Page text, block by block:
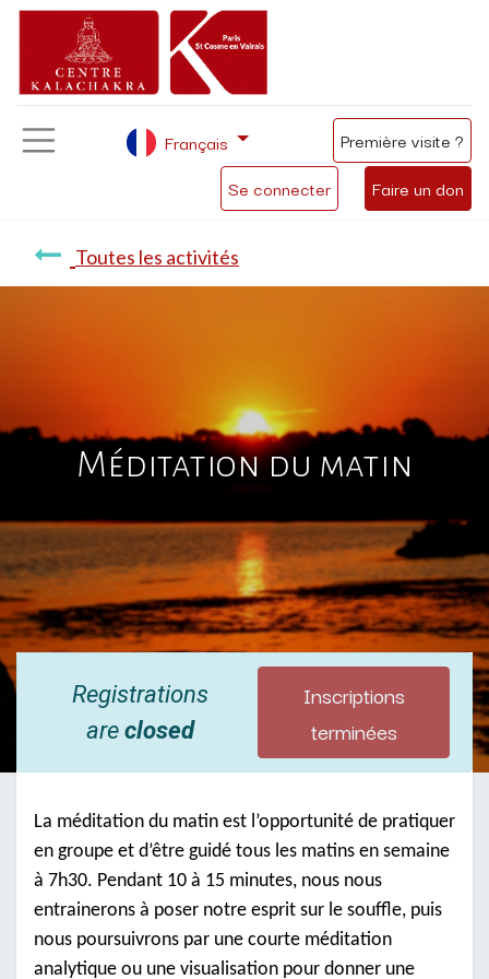
Se connecter Faire un don
Français Première visite ?
Toutes les activités
Méditation du matin
Registrations
areclosed
Inscriptions
terminées
La méditation du matin est l’opportunité de pratiquer
en groupe et d’être guidé tous les matins en semaine
à 7h30. Pendant 10 à 15 minutes, nous nous
entrainerons à poser notre esprit sur le souffle, puis
nous poursuivrons par une courte méditation
analytique ou une visualisation pour donner une